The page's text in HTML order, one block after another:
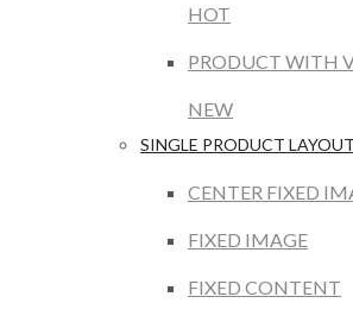
HOT
PRODUCT WITH
NEW
SINGLE PRODUCT LAYOUT
CENTER FIXED
FIXED IMAGE
FIXED CONTENT